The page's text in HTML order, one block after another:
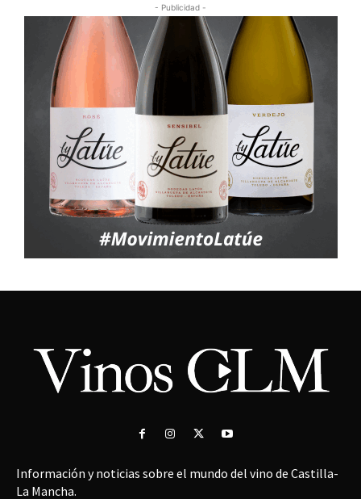
- Publicidad -
Información y noticias sobre el mundo del vino de Castilla-
La Mancha.